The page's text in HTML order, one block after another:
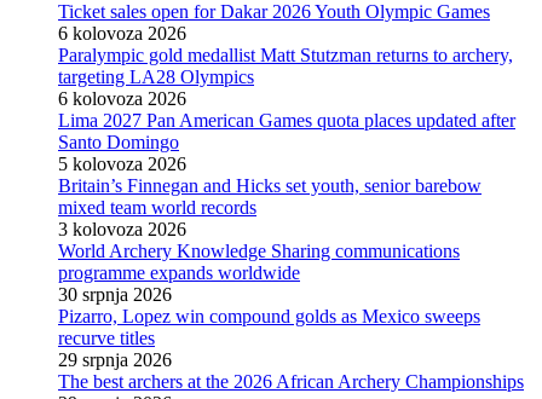
Ticket sales open for Dakar 2026 Youth Olympic Games
6 kolovoza 2026
Paralympic gold medallist Matt Stutzman returns to archery,
targeting LA28 Olympics
6 kolovoza 2026
Lima 2027 Pan American Games quota places updated after
Santo Domingo
5 kolovoza 2026
Britain’s Finnegan and Hicks set youth, senior barebow
mixed team world records
3 kolovoza 2026
World Archery Knowledge Sharing communications
programme expands worldwide
30 srpnja 2026
Pizarro, Lopez win compound golds as Mexico sweeps
recurve titles
29 srpnja 2026
The best archers at the 2026 African Archery Championships